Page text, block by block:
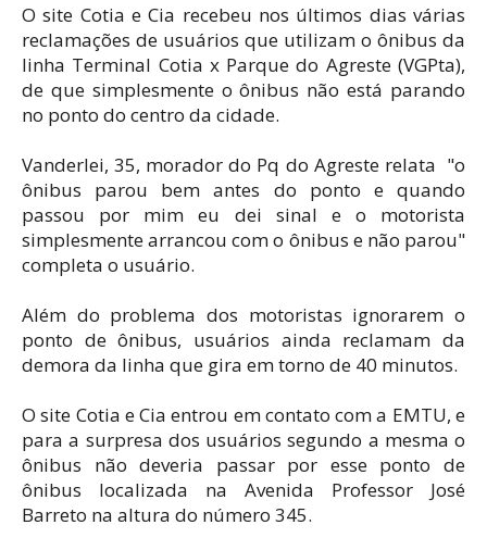
O site Cotia e Cia recebeu nos últimos dias várias
reclamações de usuários que utilizam o ônibus da
linha Terminal Cotia x Parque do Agreste (VGPta),
de que simplesmente o ônibus não está parando
no ponto do centro da cidade.
Vanderlei, 35, morador do Pq do Agreste relata "o
ônibus parou bem antes do ponto e quando
passou por mim eu dei sinal e o motorista
simplesmente arrancou com o ônibus e não parou"
completa o usuário.
Além do problema dos motoristas ignorarem o
ponto de ônibus, usuários ainda reclamam da
demora da linha que gira em torno de 40 minutos.
O site Cotia e Cia entrou em contato com a EMTU, e
para a surpresa dos usuários segundo a mesma o
ônibus não deveria passar por esse ponto de
ônibus localizada na Avenida Professor José
Barreto na altura do número 345.